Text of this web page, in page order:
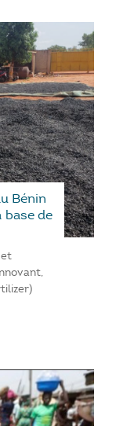
Bénin
base de